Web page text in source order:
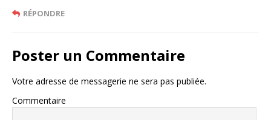
RÉPONDRE
Poster un Commentaire
Votre adresse de messagerie ne sera pas publiée.
Commentaire